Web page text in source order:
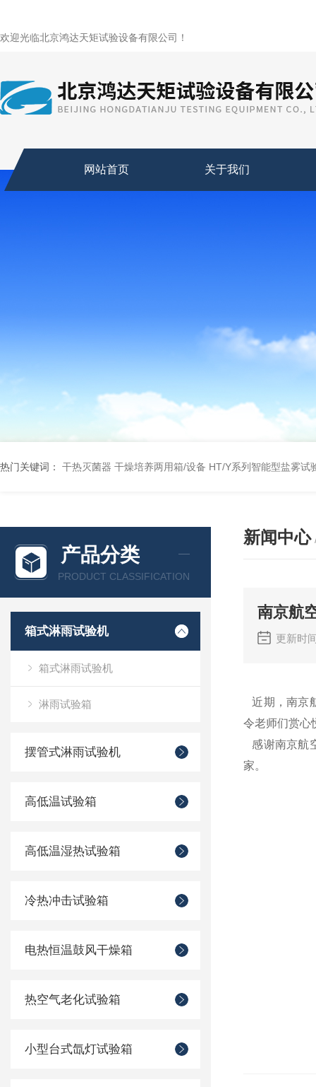
欢迎光临北京鸿达天矩试验设备有限公司！
网站首页 关于我们
热门关键词： 干热灭菌器 干燥培养两用箱/设备 HT/Y系列智能型盐雾试
产品分类
PRODUCT CLASSIFICATION
箱式淋雨试验机
箱式淋雨试验机
淋雨试验箱
摆管式淋雨试验机
高低温试验箱
高低温湿热试验箱
冷热冲击试验箱
电热恒温鼓风干燥箱
热空气老化试验箱
小型台式氙灯试验箱
新闻中心
南京航
更新时
近期，南京
令老师们赏心
感谢南京航
家。